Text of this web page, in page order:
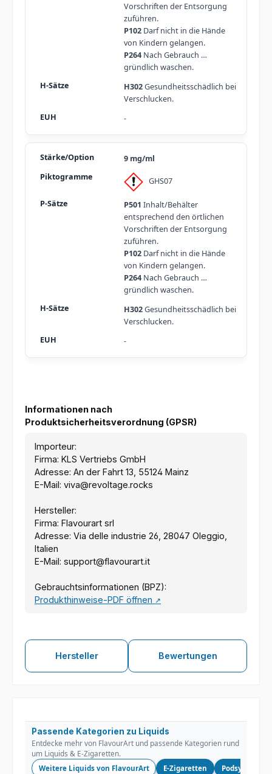
Vorschriften der Entsorgung
zuführen.
P102Darf nicht in die Hände
von Kindern gelangen.
P264Nach Gebrauch …
gründlich waschen.
H302Gesundheitsschädlich bei
Verschlucken.
-
9 mg/ml
GHS07
P501 Inhalt/Behälter
entsprechend den örtlichen
Vorschriften der Entsorgung
zuführen.
P102Darf nicht in die Hände
von Kindern gelangen.
P264Nach Gebrauch …
gründlich waschen.
H302Gesundheitsschädlich bei
Verschlucken.
-
Informationen nach
Produktsicherheitsverordnung (GPSR)
Importeur:
Firma: KLS Vertriebs GmbH
Adresse: An der Fahrt 13, 55124 Mainz
E-Mail: viva@revoltage.rocks
Hersteller:
Firma: Flavourart srl
Adresse: Via delle industrie 26, 28047 Oleggio,
Italien
E-Mail: support@flavourart.it
Gebrauchtsinformationen (BPZ):
Produkthinweise-PDF öffnen ↗
Hersteller Bewertungen
Passende Kategorien zu Liquids
Entdecke mehr von FlavourArt und passende Kategorien rund
um Liquids & E-Zigaretten.
Weitere Liquids von FlavourArt E-Zigaretten Podsysteme